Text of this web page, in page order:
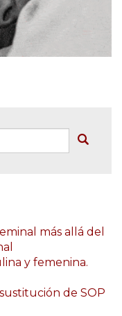
más allá del
y femenina.
de SOP